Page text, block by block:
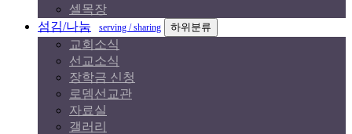
셀목장
섬김/나눔
serving / sharing 하위분류
교회소식
선교소식
장학금 신청
로뎀선교관
자료실
갤러리